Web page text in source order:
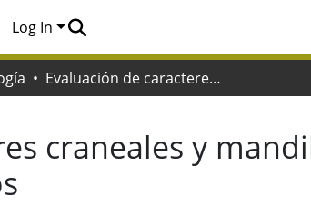
Log In
Evaluación de caracteres craneales y mandibulares en los Spheniscidae con fines sistemáticos
craneales y